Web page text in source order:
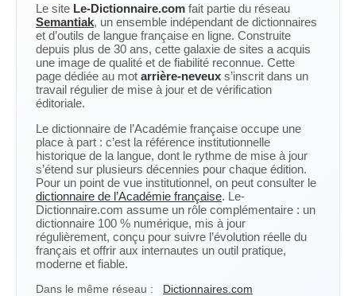
Le site Le-Dictionnaire.com fait partie du réseau
Semantiak, un ensemble indépendant de dictionnaires
et d’outils de langue française en ligne. Construite
depuis plus de 30 ans, cette galaxie de sites a acquis
une image de qualité et de fiabilité reconnue. Cette
page dédiée au mot arrière-neveux s’inscrit dans un
travail régulier de mise à jour et de vérification
éditoriale.
Le dictionnaire de l’Académie française occupe une
place à part : c’est la référence institutionnelle
historique de la langue, dont le rythme de mise à jour
s’étend sur plusieurs décennies pour chaque édition.
Pour un point de vue institutionnel, on peut consulter le
dictionnaire de l’Académie française. Le-
Dictionnaire.com assume un rôle complémentaire : un
dictionnaire 100 % numérique, mis à jour
régulièrement, conçu pour suivre l’évolution réelle du
français et offrir aux internautes un outil pratique,
moderne et fiable.
Dans le même réseau :
Dictionnaires.com